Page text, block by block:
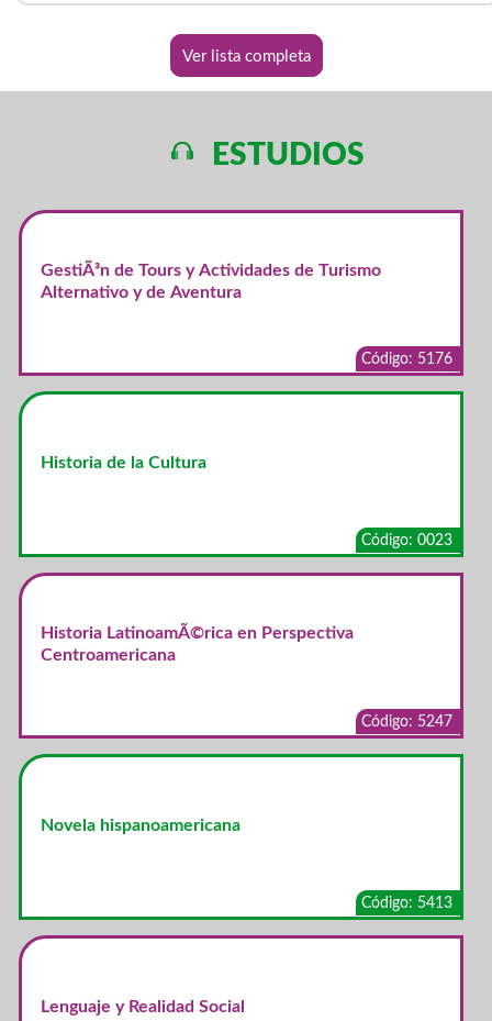
Ver lista completa
ESTUDIOS
GestiÃ³n de Tours y Actividades de Turismo
Alternativo y de Aventura
Código: 5176
Historia de la Cultura
Código: 0023
Historia LatinoamÃ©rica en Perspectiva
Centroamericana
Código: 5247
Novela hispanoamericana
Código: 5413
Lenguaje y Realidad Social